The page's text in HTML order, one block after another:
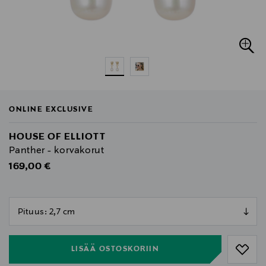
ONLINE EXCLUSIVE
HOUSE OF ELLIOTT
Panther - korvakorut
Original Price
169,00 €
LISÄÄ OSTOSKORIIN